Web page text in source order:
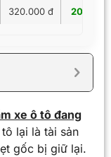
320.000 đ
xe ô tô đang
lại là tài sản
gốc bị giữ lại.